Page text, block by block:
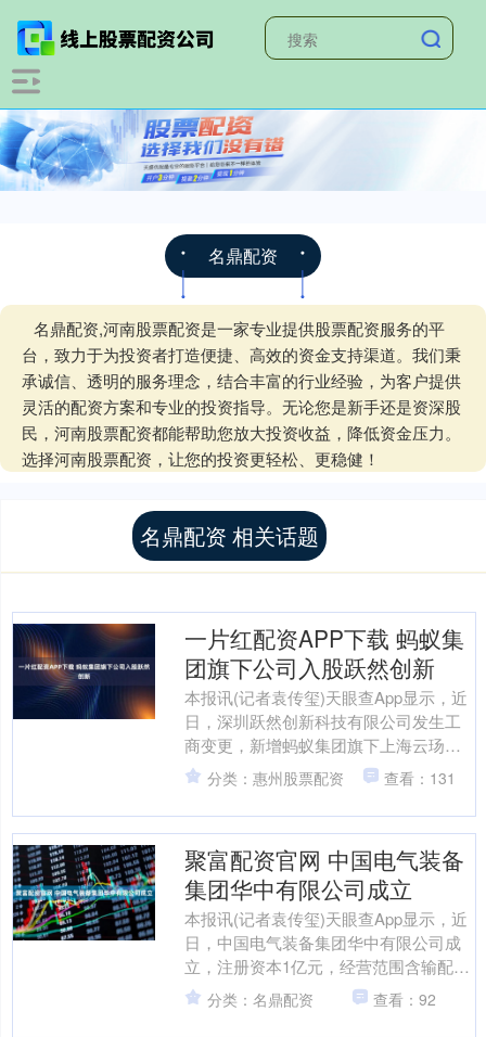
名鼎配资
名鼎配资,河南股票配资是一家专业提供股票配资服务的平
台，致力于为投资者打造便捷、高效的资金支持渠道。我们秉
承诚信、透明的服务理念，结合丰富的行业经验，为客户提供
灵活的配资方案和专业的投资指导。无论您是新手还是资深股
民，河南股票配资都能帮助您放大投资收益，降低资金压力。
选择河南股票配资，让您的投资更轻松、更稳健！
名鼎配资 相关话题
一片红配资APP下载 蚂蚁集
团旗下公司入股跃然创新
本报讯(记者袁传玺)天眼查App显示，近
日，深圳跃然创新科技有限公司发生工
商变更，新增蚂蚁集团旗下上海云玚企
业管理咨询有限公司为股东，同时，注
册资本由约307.....
分类：惠州股票配资 查看：131
聚富配资官网 中国电气装备
集团华中有限公司成立
本报讯(记者袁传玺)天眼查App显示，近
日，中国电气装备集团华中有限公司成
立，注册资本1亿元，经营范围含输配电
及控制设备制造、智能输配电及控制设
备销售、电力设施....
分类：名鼎配资 查看：92